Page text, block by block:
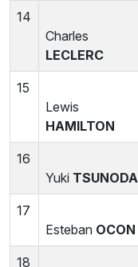
14
Charles
LECLERC
15
Lewis
HAMILTON
16
Yuki TSUNODA
17
Esteban OCON
18